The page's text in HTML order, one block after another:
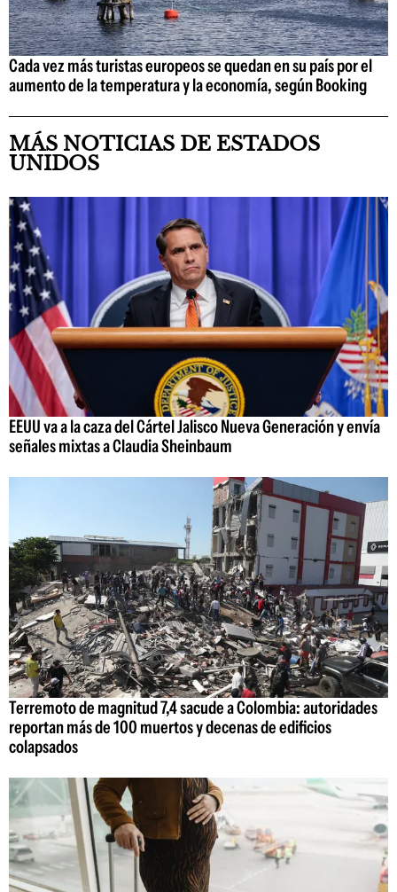
Cada vez más turistas europeos se quedan en su país por el
aumento de la temperatura y la economía, según Booking
MÁS NOTICIAS DE ESTADOS
UNIDOS
EEUU va a la caza del Cártel Jalisco Nueva Generación y envía
señales mixtas a Claudia Sheinbaum
Terremoto de magnitud 7,4 sacude a Colombia: autoridades
reportan más de 100 muertos y decenas de edificios
colapsados